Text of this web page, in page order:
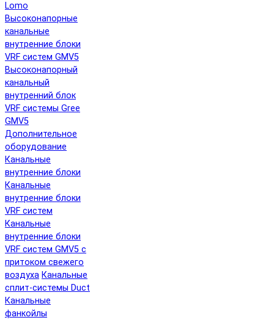
Lomo
Высоконапорные
канальные
внутренние блоки
VRF систем GMV5
Высоконапорный
канальный
внутренний блок
VRF системы Gree
GMV5
Дополнительное
оборудование
Канальные
внутренние блоки
Канальные
внутренние блоки
VRF систем
Канальные
внутренние блоки
VRF систем GMV5 с
притоком свежего
воздуха Канальные
сплит-системы Duct
Канальные
фанкойлы